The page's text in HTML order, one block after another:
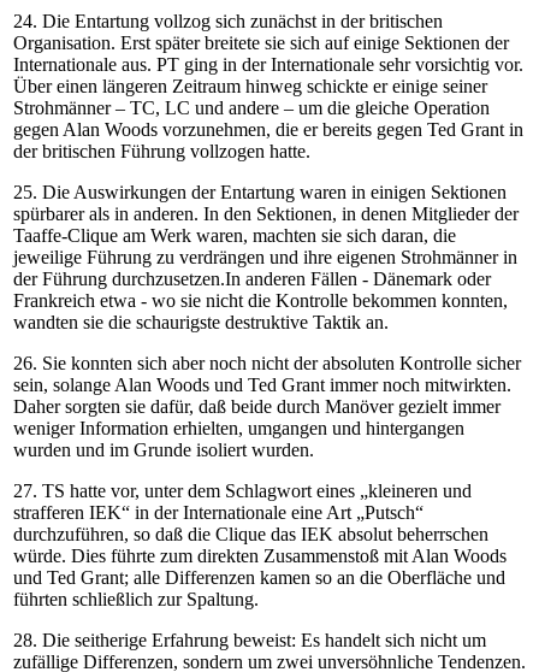
24. Die Entartung vollzog sich zunächst in der britischen
Organisation. Erst später breitete sie sich auf einige Sektionen der
Internationale aus. PT ging in der Internationale sehr vorsichtig vor.
Über einen längeren Zeitraum hinweg schickte er einige seiner
Strohmänner – TC, LC und andere – um die gleiche Operation
gegen Alan Woods vorzunehmen, die er bereits gegen Ted Grant in
der britischen Führung vollzogen hatte.
25. Die Auswirkungen der Entartung waren in einigen Sektionen
spürbarer als in anderen. In den Sektionen, in denen Mitglieder der
Taaffe-Clique am Werk waren, machten sie sich daran, die
jeweilige Führung zu verdrängen und ihre eigenen Strohmänner in
der Führung durchzusetzen.In anderen Fällen - Dänemark oder
Frankreich etwa - wo sie nicht die Kontrolle bekommen konnten,
wandten sie die schaurigste destruktive Taktik an.
26. Sie konnten sich aber noch nicht der absoluten Kontrolle sicher
sein, solange Alan Woods und Ted Grant immer noch mitwirkten.
Daher sorgten sie dafür, daß beide durch Manöver gezielt immer
weniger Information erhielten, umgangen und hintergangen
wurden und im Grunde isoliert wurden.
27. TS hatte vor, unter dem Schlagwort eines „kleineren und
strafferen IEK“ in der Internationale eine Art „Putsch“
durchzuführen, so daß die Clique das IEK absolut beherrschen
würde. Dies führte zum direkten Zusammenstoß mit Alan Woods
und Ted Grant; alle Differenzen kamen so an die Oberfläche und
führten schließlich zur Spaltung.
28. Die seitherige Erfahrung beweist: Es handelt sich nicht um
zufällige Differenzen, sondern um zwei unversöhnliche Tendenzen.